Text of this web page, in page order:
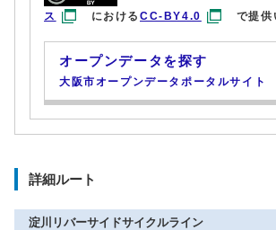
ス
におけるCC-BY4.0 で提供
オープンデータを探す
大阪市オープンデータポータルサイト
詳細ルート
淀川リバーサイドサイクルライン